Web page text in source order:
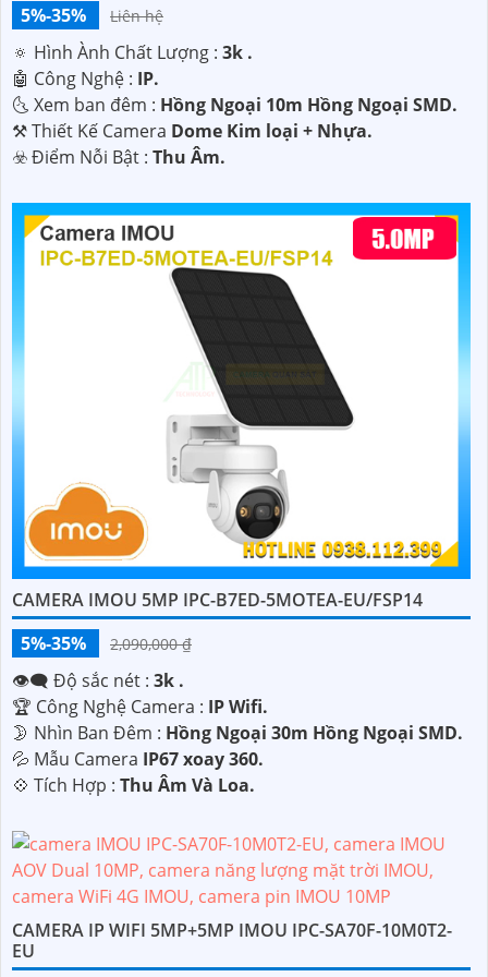
5%-35%
Liên hệ
🔅 Hình Ành Chất Lượng : 3k .
🤖️ Công Nghệ : IP.
🌜 Xem ban đêm : Hồng Ngoại 10m Hồng Ngoại SMD.
⚒ Thiết Kế Camera Dome Kim loại + Nhựa.
️☣️ Điểm Nỗi Bật : Thu Âm.
CAMERA IMOU 5MP IPC-B7ED-5MOTEA-EU/FSP14
5%-35%
2,090,000 ₫
👁️‍🗨 Độ sắc nét : 3k .
🏆 Công Nghệ Camera : IP Wifi.
🌛 Nhìn Ban Đêm : Hồng Ngoại 30m Hồng Ngoại SMD.
💦 Mẫu Camera IP67 xoay 360.
️💠 Tích Hợp : Thu Âm Và Loa.
CAMERA IP WIFI 5MP+5MP IMOU IPC-SA70F-10M0T2-
EU